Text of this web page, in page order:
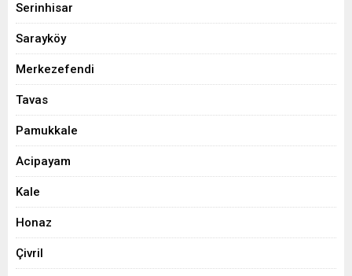
Serinhisar
Sarayköy
Merkezefendi
Tavas
Pamukkale
Acipayam
Kale
Honaz
Çivril